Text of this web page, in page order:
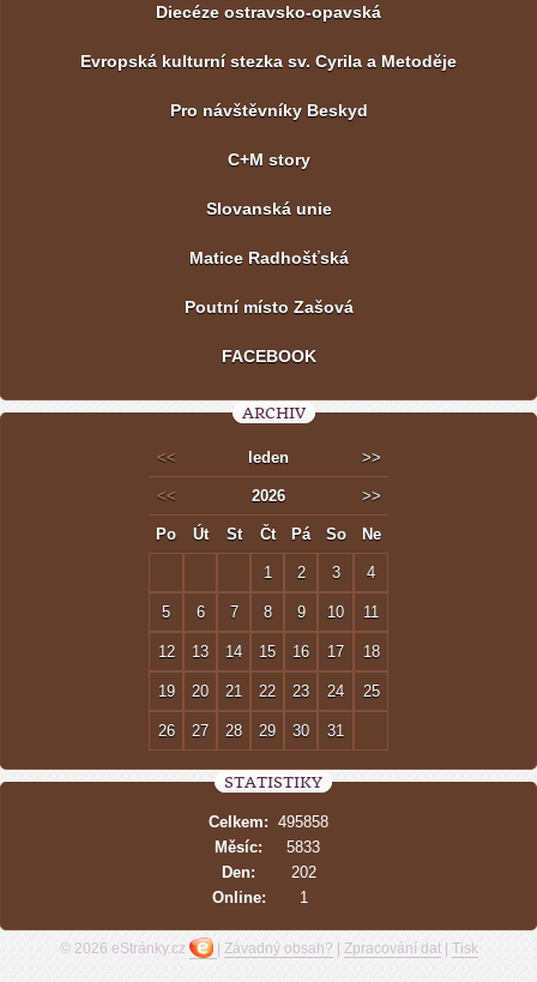
Diecéze ostravsko-opavská
Evropská kulturní stezka sv. Cyrila a Metoděje
Pro návštěvníky Beskyd
C+M story
Slovanská unie
Matice Radhošťská
Poutní místo Zašová
FACEBOOK
ARCHIV
<< leden >>
<< 2026 >>
Po Út St Čt Pá So Ne
1 2 3 4
5 6 7 8 9 10 11
12 13 14 15 16 17 18
19 20 21 22 23 24 25
26 27 28 29 30 31
STATISTIKY
Online: 1
Celkem: 495858
Měsíc:
5833
Den:
202
© 2026 eStránky.cz Závadný obsah? Zpracování dat| Tisk